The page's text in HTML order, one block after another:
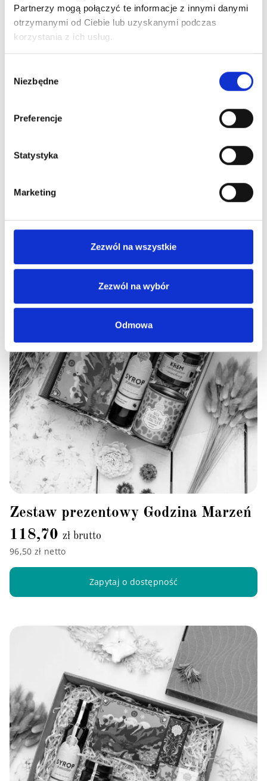
Partnerzy mogą połączyć te informacje z innymi danymi
otrzymanymi od Ciebie lub uzyskanymi podczas
korzystania z ich usług.
zgody
Niezbędne
Preferencje
Statystyka
Marketing
Zezwól na wszystkie
Zezwól na wybór
Odmowa
97,54zł brutto
Zestaw prezentowy Godzina Marzeń
118,70 zł brutto
96,50 zł netto
Zapytaj o dostępność